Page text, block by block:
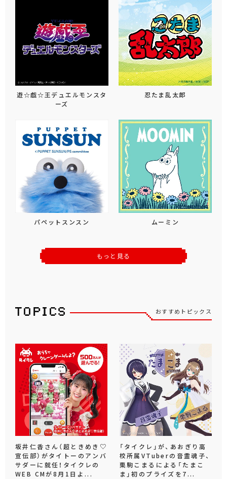
遊☆戯☆王デュエルモンスタ
ーズ
忍たま乱太郎
パペットスンスン ムーミン
もっと見る
おすすめトピックス
坂井仁香さん（超ときめき♡
宣伝部）がタイトーのアンバ
サダーに就任！タイクレの
WEB CMが8月1日よ...
「タイクレ」が、あおぎり高
校所属VTuberの音霊魂子、
栗駒こまるによる「たまこ
ま」初のプライズを7...